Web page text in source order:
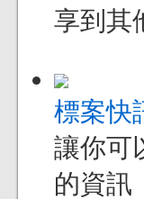
享到其
標案快
讓你可
的資訊